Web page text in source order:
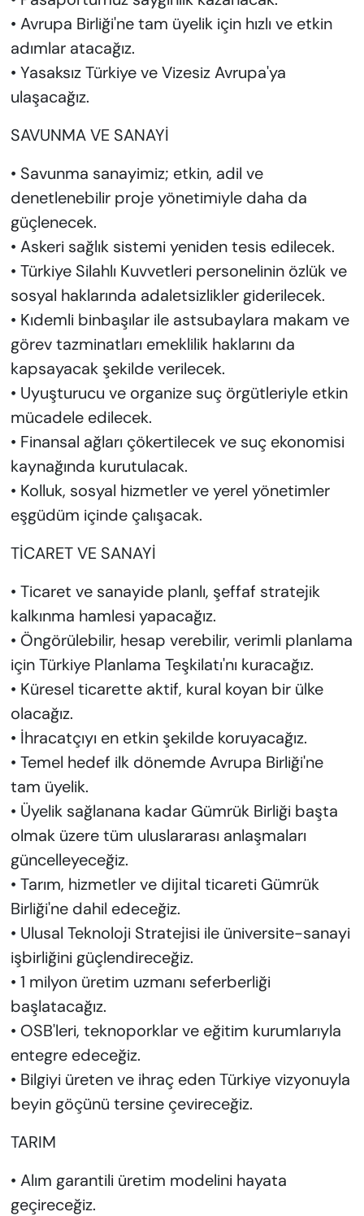
• Avrupa Birliği'ne tam üyelik için hızlı ve etkin
adımlar atacağız.
• Yasaksız Türkiye ve Vizesiz Avrupa'ya
ulaşacağız.
SAVUNMA VE SANAYİ
• Savunma sanayimiz; etkin, adil ve
denetlenebilir proje yönetimiyle daha da
güçlenecek.
• Askeri sağlık sistemi yeniden tesis edilecek.
• Türkiye Silahlı Kuvvetleri personelinin özlük ve
sosyal haklarında adaletsizlikler giderilecek.
• Kıdemli binbaşılar ile astsubaylara makam ve
görev tazminatları emeklilik haklarını da
kapsayacak şekilde verilecek.
• Uyuşturucu ve organize suç örgütleriyle etkin
mücadele edilecek.
• Finansal ağları çökertilecek ve suç ekonomisi
kaynağında kurutulacak.
• Kolluk, sosyal hizmetler ve yerel yönetimler
eşgüdüm içinde çalışacak.
TİCARET VE SANAYİ
• Ticaret ve sanayide planlı, şeffaf stratejik
kalkınma hamlesi yapacağız.
• Öngörülebilir, hesap verebilir, verimli planlama
için Türkiye Planlama Teşkilatı'nı kuracağız.
• Küresel ticarette aktif, kural koyan bir ülke
olacağız.
• İhracatçıyı en etkin şekilde koruyacağız.
• Temel hedef ilk dönemde Avrupa Birliği'ne
tam üyelik.
• Üyelik sağlanana kadar Gümrük Birliği başta
olmak üzere tüm uluslararası anlaşmaları
güncelleyeceğiz.
• Tarım, hizmetler ve dijital ticareti Gümrük
Birliği'ne dahil edeceğiz.
• Ulusal Teknoloji Stratejisi ile üniversite-sanayi
işbirliğini güçlendireceğiz.
• 1 milyon üretim uzmanı seferberliği
başlatacağız.
• OSB'leri, teknoporklar ve eğitim kurumlarıyla
entegre edeceğiz.
• Bilgiyi üreten ve ihraç eden Türkiye vizyonuyla
beyin göçünü tersine çevireceğiz.
TARIM
• Alım garantili üretim modelini hayata
geçireceğiz.